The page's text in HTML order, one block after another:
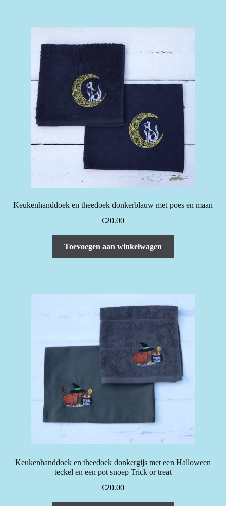
Keukenhanddoek en theedoek donkerblauw met poes en maan
€20.00
Toevoegen aan winkelwagen
Keukenhanddoek en theedoek donkergijs met een Halloween
teckel en een pot snoep Trick or treat
€20.00